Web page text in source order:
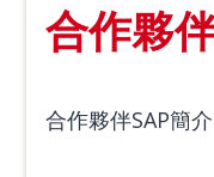
合作夥
合作夥伴SAP簡介